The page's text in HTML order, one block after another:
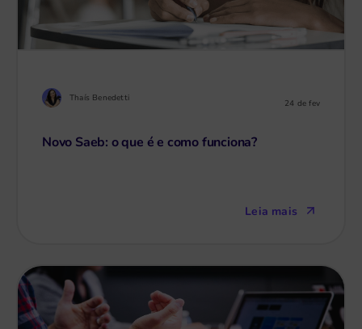
Thaís Benedetti 24 de fev
Novo Saeb: o que é e como funciona?
Leia mais